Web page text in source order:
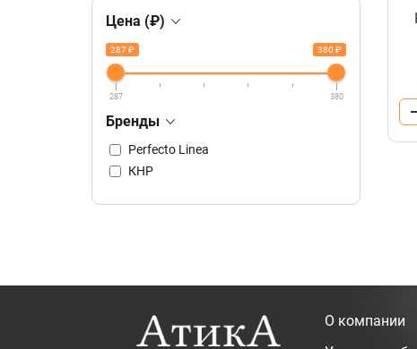
Цена (₽)
287 ₽ 380 ₽
287 380
Бренды
Perfecto Linea
КНР
О компании